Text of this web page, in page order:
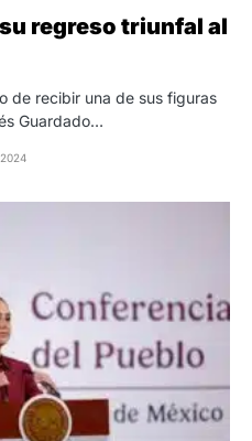
regreso triunfal al
de recibir una de sus figuras
Guardado…